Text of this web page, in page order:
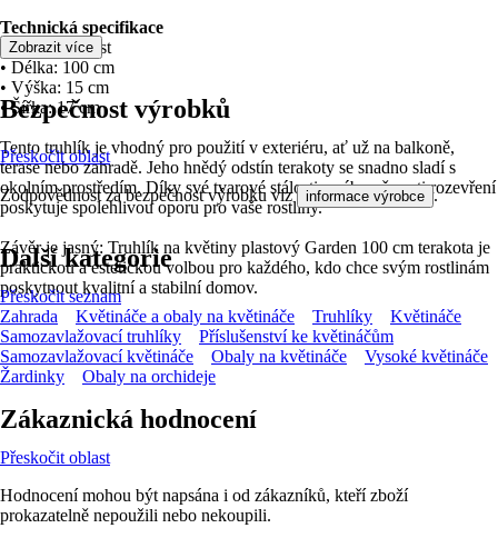
Technická specifikace
• Materiál: Plast
• Délka: 100 cm
• Výška: 15 cm
• Šířka: 17 cm
Tento truhlík je vhodný pro použití v exteriéru, ať už na balkoně,
terase nebo zahradě. Jeho hnědý odstín terakoty se snadno sladí s
okolním prostředím. Díky své tvarové stálosti a zábraně proti rozevření
poskytuje spolehlivou oporu pro vaše rostliny.
Závěr je jasný: Truhlík na květiny plastový Garden 100 cm terakota je
praktickou a estetickou volbou pro každého, kdo chce svým rostlinám
poskytnout kvalitní a stabilní domov.
Zobrazit více
Bezpečnost výrobků
Přeskočit oblast
Zodpovědnost za bezpečnost výrobku viz informace výrobce .
Další kategorie
Přeskočit seznam
Zahrada
Květináče a obaly na květináče Truhlíky
Květináče
Samozavlažovací truhlíky
Příslušenství ke květináčům
Samozavlažovací květináče
Obaly na květináče
Vysoké květináče
Žardinky
Obaly na orchideje
Zákaznická hodnocení
Přeskočit oblast
Hodnocení mohou být napsána i od zákazníků, kteří zboží
prokazatelně nepoužili nebo nekoupili.